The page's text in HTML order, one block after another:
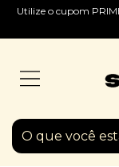
Utilize o cupom